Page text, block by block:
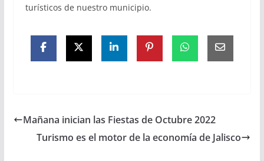
turísticos de nuestro municipio.
Mañana inician las Fiestas de Octubre 2022
Turismo es el motor de la economía de Jalisco